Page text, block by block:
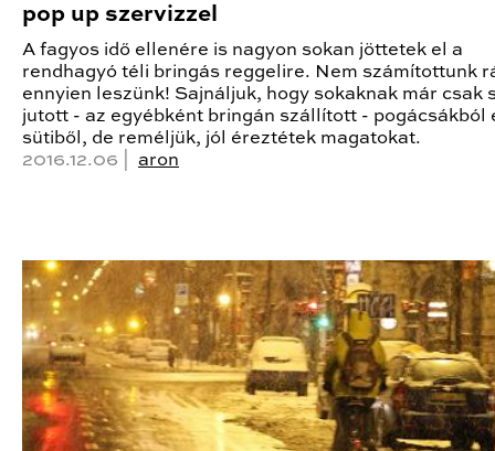
pop up szervizzel
A fagyos idő ellenére is nagyon sokan jöttetek el a
rendhagyó téli bringás reggelire. Nem számítottunk
ennyien leszünk! Sajnáljuk, hogy sokaknak már csak
jutott - az egyébként bringán szállított - pogácsákból
sütiből, de reméljük, jól éreztétek magatokat.
2016.12.06 | aron